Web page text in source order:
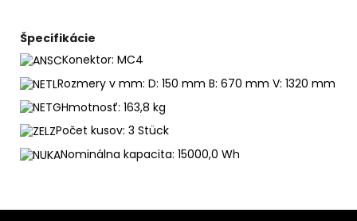
Špecifikácie
Konektor: MC4
Rozmery v mm: D: 150 mm B: 670 mm V: 1320 mm
Hmotnosť: 163,8 kg
Počet kusov: 3 Stück
Nominálna kapacita: 15000,0 Wh